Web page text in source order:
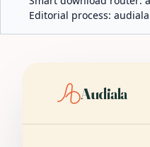
Editorial process:
Audiala